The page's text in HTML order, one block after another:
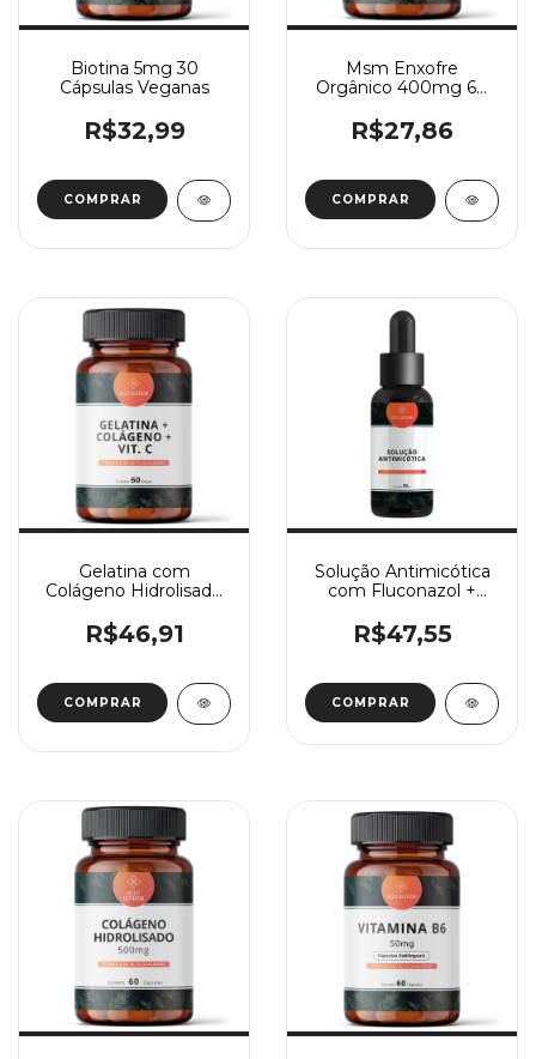
Biotina 5mg 30
Cápsulas Veganas
R$32,99
Msm Enxofre
Orgânico 400mg 60
R$27,86
Gelatina com
Colágeno Hidrolisado
R$46,91
Solução Antimicótica
com Fluconazol +
R$47,55
COMPRAR